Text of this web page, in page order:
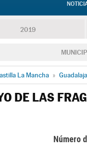
2019
La Mancha »
DE LAS
Número